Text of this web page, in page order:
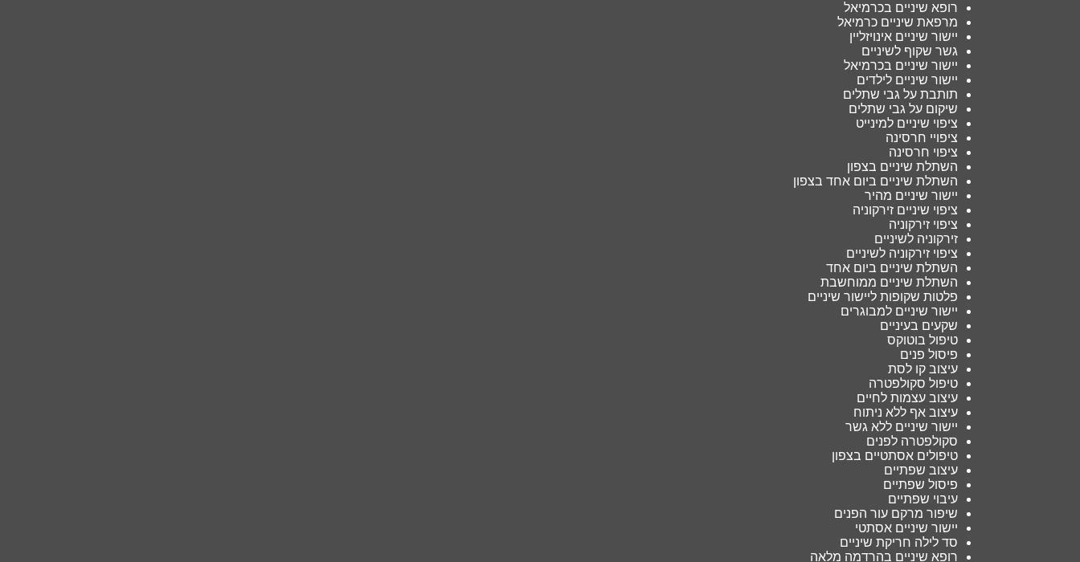
רופא שיניים בכרמיאל
מרפאת שיניים כרמיאל
יישור שיניים אינויזליין
גשר שקוף לשיניים
יישור שיניים בכרמיאל
יישור שיניים לילדים
תותבת על גבי שתלים
שיקום על גבי שתלים
ציפוי שיניים למינייט
ציפויי חרסינה
ציפוי חרסינה
השתלת שיניים בצפון
השתלת שיניים ביום אחד בצפון
יישור שיניים מהיר
ציפוי שיניים זירקוניה
ציפוי זירקוניה
זירקוניה לשיניים
ציפוי זירקוניה לשיניים
השתלת שיניים ביום אחד
השתלת שיניים ממוחשבת
פלטות שקופות ליישור שיניים
יישור שיניים למבוגרים
שקעים בעיניים
טיפול בוטוקס
פיסול פנים
עיצוב קו לסת
טיפול סקולפטרה
עיצוב עצמות לחיים
עיצוב אף ללא ניתוח
יישור שיניים ללא גשר
סקולפטרה לפנים
טיפולים אסתטיים בצפון
עיצוב שפתיים
פיסול שפתיים
עיבוי שפתיים
שיפור מרקם עור הפנים
יישור שיניים אסתטי
סד לילה חריקת שיניים
רופא שיניים בהרדמה מלאה